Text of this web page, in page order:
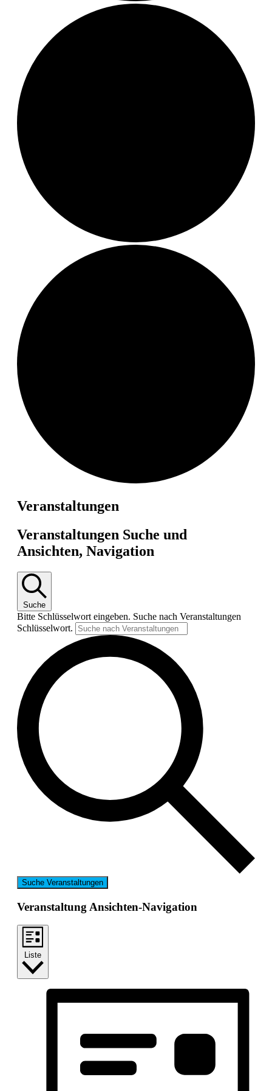
Veranstaltungen
Veranstaltungen Suche und
Ansichten, Navigation
Suche
Bitte Schlüsselwort eingeben. Suche nach Veranstaltungen
Schlüsselwort.
Suche Veranstaltungen
Veranstaltung Ansichten-Navigation
Liste